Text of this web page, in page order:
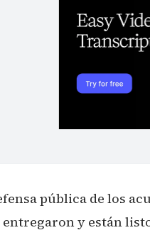
pública de los
entregaron y están